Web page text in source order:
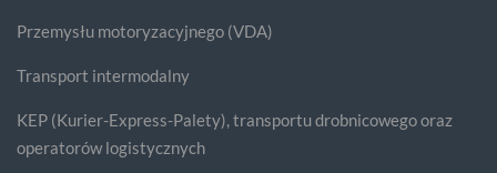
Przemysłu motoryzacyjnego (VDA)
Transport intermodalny
KEP (Kurier-Express-Palety), transportu drobnicowego oraz
operatorów logistycznych